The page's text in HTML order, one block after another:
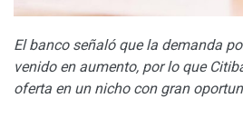
El banco señaló que la demanda
venido en aumento, por lo que
oferta en un nicho con gran